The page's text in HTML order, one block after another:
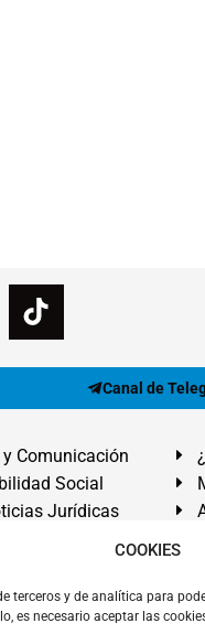
COOKIES
terceros y de analítica para
es necesario aceptar las
Canal de
Comunicación
Social
Jurídicas
de Abona, Santa